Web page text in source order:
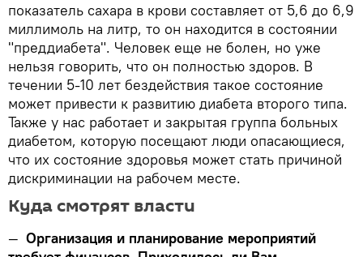
показатель сахара в крови составляет от 5,6 до 6,9
миллимоль на литр, то он находится в состоянии
"преддиабета". Человек еще не болен, но уже
нельзя говорить, что он полностью здоров. В
течении 5-10 лет бездействия такое состояние
может привести к развитию диабета второго типа.
Также у нас работает и закрытая группа больных
диабетом, которую посещают люди опасающиеся,
что их состояние здоровья может стать причиной
дискриминации на рабочем месте.
Куда смотрят власти
— Организация и планирование мероприятий